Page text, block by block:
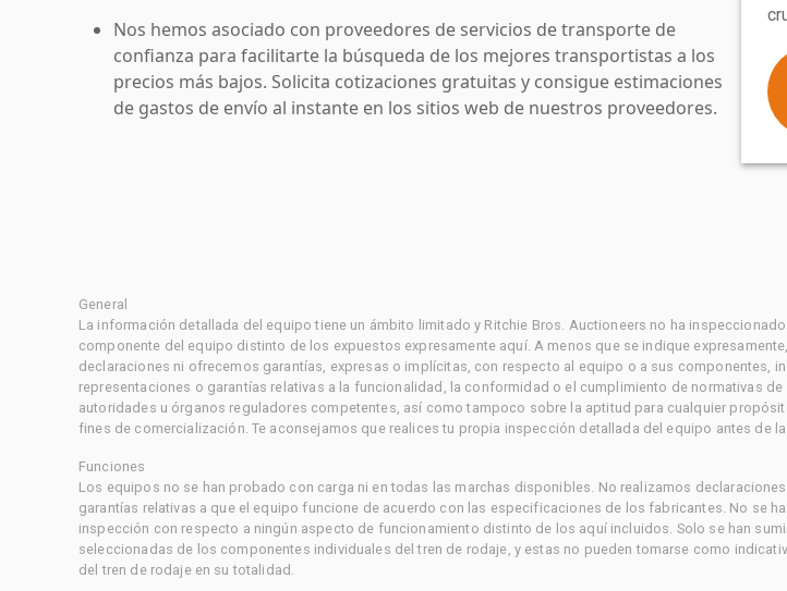
Nos hemos asociado con proveedores de servicios de transporte de
confianza para facilitarte la búsqueda de los mejores transportistas a los
precios más bajos. Solicita cotizaciones gratuitas y consigue estimaciones
de gastos de envío al instante en los sitios web de nuestros proveedores.
General
La información detallada del equipo tiene un ámbito limitado y Ritchie Bros. Auctioneers no ha
componente del equipo distinto de los expuestos expresamente aquí. A menos que se indique
declaraciones ni ofrecemos garantías, expresas o implícitas, con respecto al equipo o a sus componentes,
representaciones o garantías relativas a la funcionalidad, la conformidad o el cumplimiento de normativas
autoridades u órganos reguladores competentes, así como tampoco sobre la aptitud para cualquier
fines de comercialización. Te aconsejamos que realices tu propia inspección detallada del equipo antes de la
Funciones
Los equipos no se han probado con carga ni en todas las marchas disponibles. No realizamos
garantías relativas a que el equipo funcione de acuerdo con las especificaciones de los fabricantes. No se
inspección con respecto a ningún aspecto de funcionamiento distinto de los aquí incluidos. Solo se han
seleccionadas de los componentes individuales del tren de rodaje, y estas no pueden tomarse como
del tren de rodaje en su totalidad.